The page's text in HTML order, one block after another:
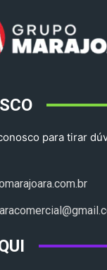
para tirar